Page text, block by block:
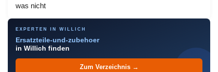
was nicht
EXPERTEN IN WILLICH
Ersatzteile-und-zubehoer
in Willich finden
Zum Verzeichnis →